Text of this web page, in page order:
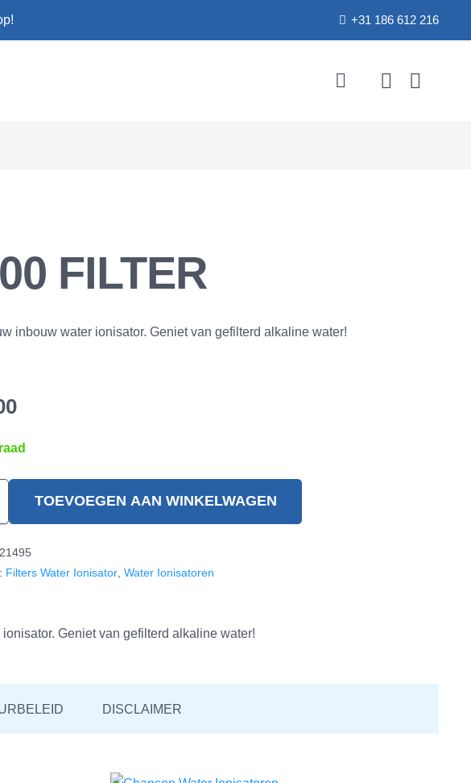
+31 186 612 216
FILTER
inbouw water ionisator. Geniet van gefilterd alkaline water!
TOEVOEGEN AAN WINKELWAGEN
Filters Water Ionisator Water Ionisatoren
Geniet van gefilterd alkaline water!
DISCLAIMER